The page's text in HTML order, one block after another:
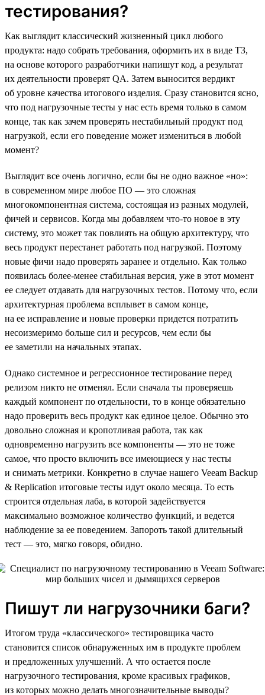
тестирования?
Как выглядит классический жизненный цикл любого
продукта: надо собрать требования, оформить их в виде ТЗ,
на основе которого разработчики напишут код, а результат
их деятельности проверят QA. Затем выносится вердикт
об уровне качества итогового изделия. Сразу становится ясно,
что под нагрузочные тесты у нас есть время только в самом
конце, так как зачем проверять нестабильный продукт под
нагрузкой, если его поведение может измениться в любой
момент?
Выглядит все очень логично, если бы не одно важное «но»:
в современном мире любое ПО — это сложная
многокомпонентная система, состоящая из разных модулей,
фичей и сервисов. Когда мы добавляем что-то новое в эту
систему, это может так повлиять на общую архитектуру, что
весь продукт перестанет работать под нагрузкой. Поэтому
новые фичи надо проверять заранее и отдельно. Как только
появилась более-менее стабильная версия, уже в этот момент
ее следует отдавать для нагрузочных тестов. Потому что, если
архитектурная проблема всплывет в самом конце,
на ее исправление и новые проверки придется потратить
несоизмеримо больше сил и ресурсов, чем если бы
ее заметили на начальных этапах.
Однако системное и регрессионное тестирование перед
релизом никто не отменял. Если сначала ты проверяешь
каждый компонент по отдельности, то в конце обязательно
надо проверить весь продукт как единое целое. Обычно это
довольно сложная и кропотливая работа, так как
одновременно нагрузить все компоненты — это не тоже
самое, что просто включить все имеющиеся у нас тесты
и снимать метрики. Конкретно в случае нашего Veeam Backup
& Replication итоговые тесты идут около месяца. То есть
строится отдельная лаба, в которой задействуется
максимально возможное количество функций, и ведется
наблюдение за ее поведением. Запороть такой длительный
тест — это, мягко говоря, обидно.
Пишут ли нагрузочники баги?
Итогом труда «классического» тестировщика часто
становится список обнаруженных им в продукте проблем
и предложенных улучшений. А что остается после
нагрузочного тестирования, кроме красивых графиков,
из которых можно делать многозначительные выводы?